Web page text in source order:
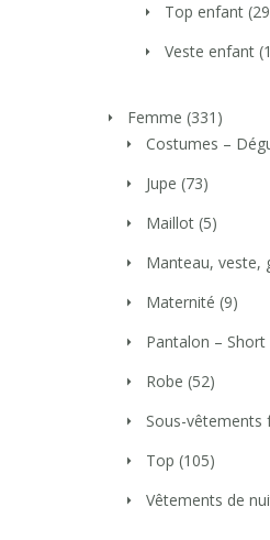
Top enfant
Veste enfant
Femme (331)
Costumes –
Jupe (73)
Maillot (5)
Manteau, veste,
Maternité (9)
Pantalon – Short
Robe (52)
Sous-vêtements
Top (105)
Vêtements de